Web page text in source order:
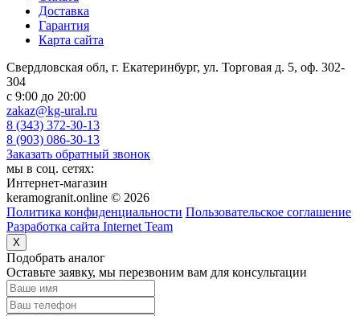
Доставка
Гарантия
Карта сайта
Свердловская обл, г. Екатеринбург, ул. Торговая д. 5, оф. 302-
304
c 9:00 до 20:00
zakaz@kg-ural.ru
8 (343) 372-30-13
8 (903) 086-30-13
Заказать обратный звонок
мы в соц. сетях:
Интернет-магазин
keramogranit.online © 2026
Политика конфиденциальности Пользовательское соглашение
Разработка сайта Internet Team
X
Подобрать аналог
Оставьте заявку, мы перезвоним вам для консультации